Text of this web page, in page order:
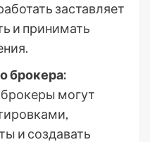
заставляет
и принимать
брокера:
могут
и создавать